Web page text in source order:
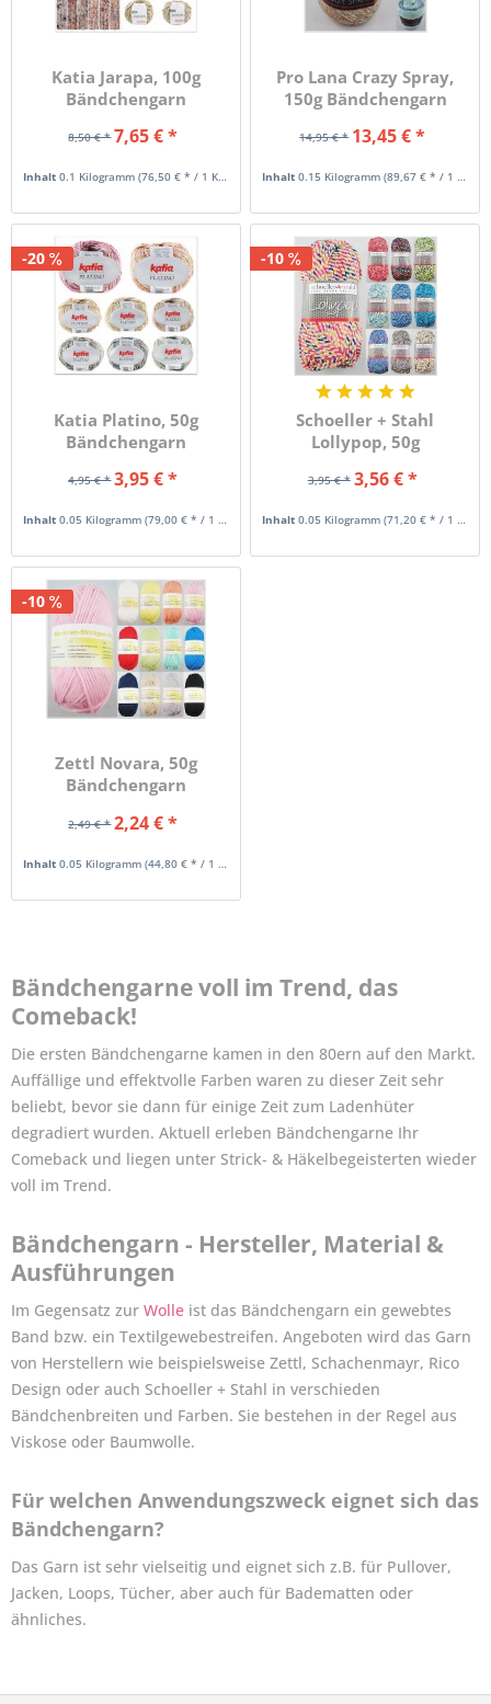
Katia Jarapa, 100g
Bändchengarn
8,50 € * 7,65 € *
Inhalt0.1 Kilogramm(76,50 € * / 1 Kilogramm)
Pro Lana Crazy Spray,
150g Bändchengarn
14,95 € * 13,45 € *
Inhalt0.15 Kilogramm(89,67 € * / 1 Kilogramm)
-20
Katia Platino, 50g
Bändchengarn
4,95 € * 3,95 € *
Inhalt0.05 Kilogramm(79,00 € * / 1 Kilogramm)
-10
Schoeller + Stahl
Lollypop, 50g
3,95 € * 3,56 € *
Inhalt0.05 Kilogramm(71,20 € * / 1 Kilogramm)
-10
Zettl Novara, 50g
Bändchengarn
2,49 € * 2,24 € *
Inhalt0.05 Kilogramm(44,80 € * / 1 Kilogramm)
Bändchengarne voll im Trend, das
Comeback!
Die ersten Bändchengarne kamen in den 80ern auf den Markt.
Auffällige und effektvolle Farben waren zu dieser Zeit sehr
beliebt, bevor sie dann für einige Zeit zum Ladenhüter
degradiert wurden. Aktuell erleben Bändchengarne Ihr
Comeback und liegen unter Strick- & Häkelbegeisterten wieder
voll im Trend.
Bändchengarn - Hersteller, Material &
Ausführungen
Im Gegensatz zur Wolle ist das Bändchengarn ein gewebtes
Band bzw. ein Textilgewebestreifen. Angeboten wird das Garn
von Herstellern wie beispielsweise Zettl, Schachenmayr, Rico
Design oder auch Schoeller + Stahl in verschieden
Bändchenbreiten und Farben. Sie bestehen in der Regel aus
Viskose oder Baumwolle.
Für welchen Anwendungszweck eignet sich das
Bändchengarn?
Das Garn ist sehr vielseitig und eignet sich z.B. für Pullover,
Jacken, Loops, Tücher, aber auch für Badematten oder
ähnliches.